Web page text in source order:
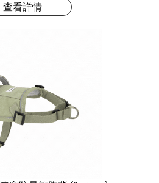
查看詳情